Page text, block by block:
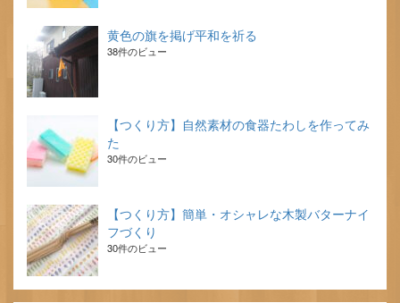
黄色の旗を掲げ平和を祈る
38件のビュー
【つくり方】自然素材の食器たわしを作ってみ
た
30件のビュー
【つくり方】簡単・オシャレな木製バターナイ
フづくり
30件のビュー